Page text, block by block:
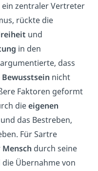
ein zentraler Vertreter
rückte die
und
in den
dass
nicht
Faktoren geformt
dieeigenen
und das Bestreben,
Für Sartre
Mensch durch seine
die Übernahme von